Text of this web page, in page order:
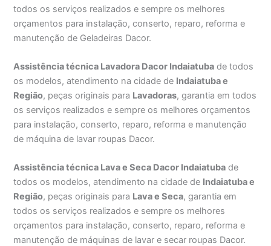
todos os serviços realizados e sempre os melhores
orçamentos para instalação, conserto, reparo, reforma e
manutenção de Geladeiras Dacor.
Assistência técnica Lavadora Dacor Indaiatuba de todos
os modelos, atendimento na cidade de Indaiatuba e
Região, peças originais para Lavadoras, garantia em todos
os serviços realizados e sempre os melhores orçamentos
para instalação, conserto, reparo, reforma e manutenção
de máquina de lavar roupas Dacor.
Assistência técnica Lava e Seca Dacor Indaiatuba de
todos os modelos, atendimento na cidade de Indaiatuba e
Região, peças originais para Lava e Seca, garantia em
todos os serviços realizados e sempre os melhores
orçamentos para instalação, conserto, reparo, reforma e
manutenção de máquinas de lavar e secar roupas Dacor.